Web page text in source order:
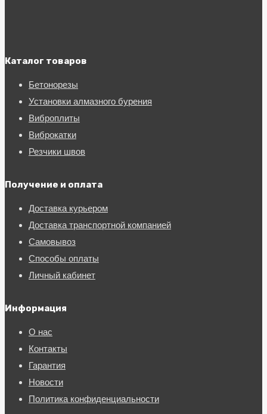
Каталог товаров
Бетонорезы
Установки алмазного бурения
Виброплиты
Виброкатки
Резчики швов
Получение и оплата
Доставка курьером
Доставка транспортной компанией
Самовывоз
Способы оплаты
Личный кабинет
Информация
О нас
Контакты
Гарантия
Новости
Политика конфиденциальности